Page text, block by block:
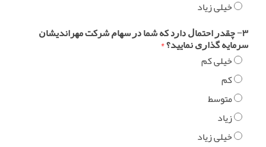
خیلی زیاد
۳− ﭼﻘﺪﺭ ﺍﺣﺘﻤﺎﻝ ﺩﺍﺭﺩ ﮐﻪ ﺷﻤﺎ ﺩﺭ ﺳﻬﺎﻡ ﺷﺮﮐﺖ ﻣﻬﺮﺍﻧﺪﯾﺸﺎﻥ
ﺳﺮﻣﺎﯾﻪ ﮔﺬﺍﺭﯼ نمایید؟*
خیلی کم
کم
متوسط
زیاد
خیلی زیاد